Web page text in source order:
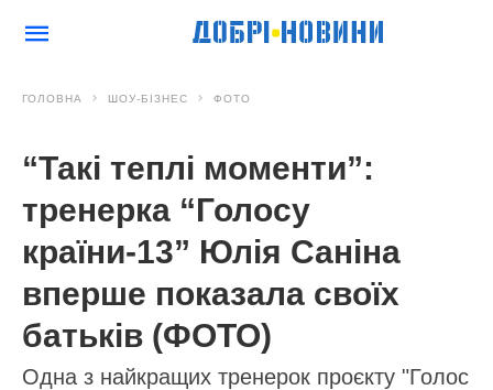
ГОЛОВНА ШОУ-БІЗНЕС ФОТО
“Такі теплі моменти”:
тренерка “Голосу
країни-13” Юлія Саніна
вперше показала своїх
батьків (ФОТО)
Одна з найкращих тренерок проєкту "Голос